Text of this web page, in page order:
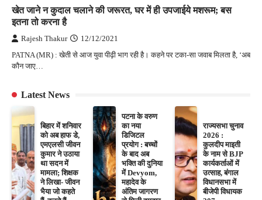
खेत जाने न कुदाल चलाने की जरूरत, घर में ही उपजाईये मशरूम; बस
इतना तो करना है
Rajesh Thakur 12/12/2021
PATNA (MR) : खेती से आज युवा पीढ़ी भाग रही है। कहने पर टका-सा जवाब मिलता है, ‘अब
कौन जाए…
Latest News
बिहार में शनिवार
को अब हाफ डे,
एमएलसी जीवन
कुमार ने उठाया
था सदन में
मामला; शिक्षक
ने लिखा- जीवन
भैया जो कहते
पटना के वरुण
का नया
डिजिटल
प्रयोग : बच्चों
के बाद अब
भक्ति की दुनिया
में Devyom,
महादेव के
अंतिम जागरण
राज्यसभा चुनाव
2026 :
कुलदीप माइती
के नाम से BJP
कार्यकर्ताओं में
उत्साह, बंगाल
विधानसभा में
बीजेपी विधायक